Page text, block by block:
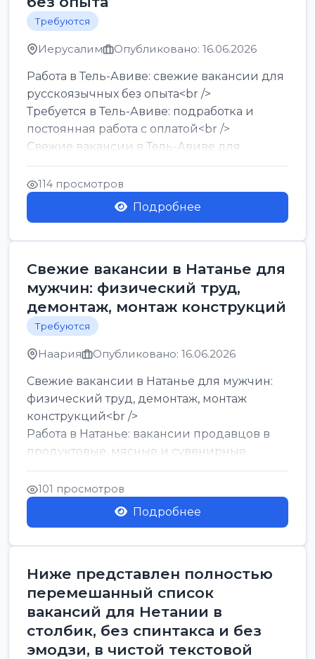
Требуются
Иерусалим Опубликовано: 16.06.2026
Работа в Тель-Авиве: свежие вакансии для
русскоязычных без опыта<br />
Требуется в Тель-Авиве: подработка и
постоянная работа с оплатой<br />
Свежие вакансии в Тель-Авиве для
мужчин и женщин от хозя...
114 просмотров
Подробнее
Свежие вакансии в Натанье для
мужчин: физический труд,
демонтаж, монтаж конструкций
Требуются
Наария Опубликовано: 16.06.2026
Свежие вакансии в Натанье для мужчин:
физический труд, демонтаж, монтаж
конструкций<br />
Работа в Натанье: вакансии продавцов в
продуктовые, мясные и сувенирные
лавки<br />
Разнорабочий на сборку м...
101 просмотров
Подробнее
Ниже представлен полностью
перемешанный список
вакансий для Нетании в
столбик, без спинтакса и без
эмодзи, в чистой текстовой